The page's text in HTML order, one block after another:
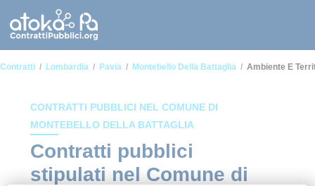
Contratti Lombardia Pavia Montebello Della Battaglia Ambiente E
CONTRATTI PUBBLICI NEL COMUNE DI
MONTEBELLO DELLA BATTAGLIA
Contratti pubblici
stipulati nel Comune di